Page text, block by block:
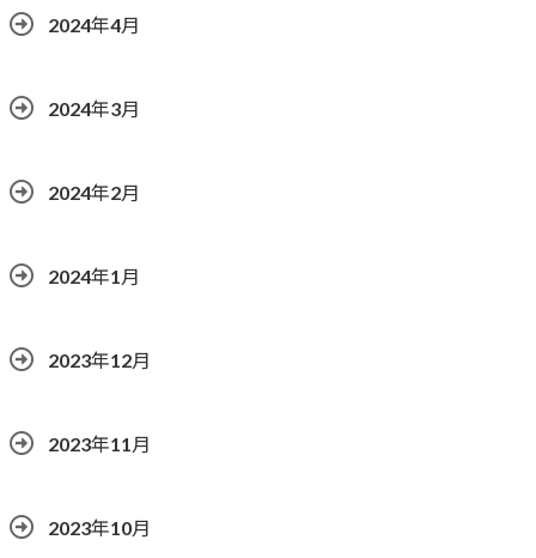
2024年4月
2024年3月
2024年2月
2024年1月
2023年12月
2023年11月
2023年10月